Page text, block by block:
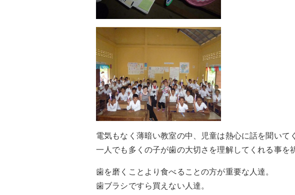
電気もなく薄暗い教室の中、児童は熱心に話を聞いて
一人でも多くの子が歯の大切さを理解してくれる事を
歯を磨くことより食べることの方が重要な人達。
歯ブラシですら買えない人達。